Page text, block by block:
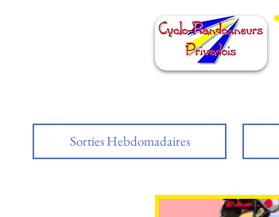
Sorties Hebdomadaires